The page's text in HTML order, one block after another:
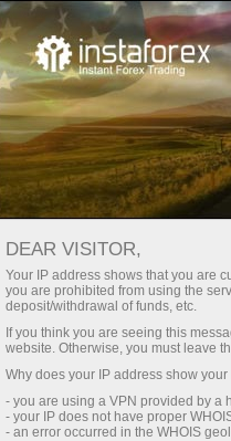
สนุน เปิดบัญชีเท
ดเดอร์ สำหรับผู้เริ่มต้นใหม่
COMPANY
จะรวบรวมและแสดงบท
รับรู้การอัพเดทล่าสุดบนเ
าศจากโฆษณาใดๆทั้งสิ้น
DEAR VISITOR,
Your IP address shows that you are
you are prohibited from using the
deposit/withdrawal of funds, etc.
If you think you are seeing this
website. Otherwise, you must leave
Why does your IP address show
- you are using a VPN provided by a
- your IP does not have proper
- an error occurred in the WHOIS